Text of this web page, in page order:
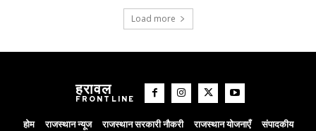
Load more
हरावल
FRONTLINE
होम राजस्थान न्यूज राजस्थान सरकारी नौकरी राजस्थान योजनाएँ संपादकीय